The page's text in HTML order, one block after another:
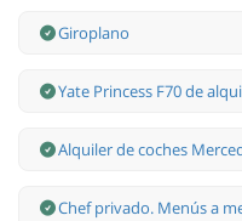
Giroplano
Yate Princess F70 de
Alquiler de coches
Chef privado. Menús a